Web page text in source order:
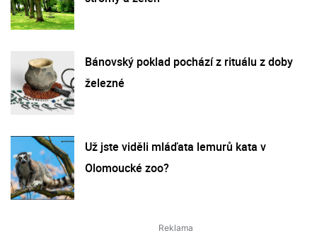
Bánovský poklad pochází z rituálu z doby
železné
Už jste viděli mláďata lemurů kata v
Olomoucké zoo?